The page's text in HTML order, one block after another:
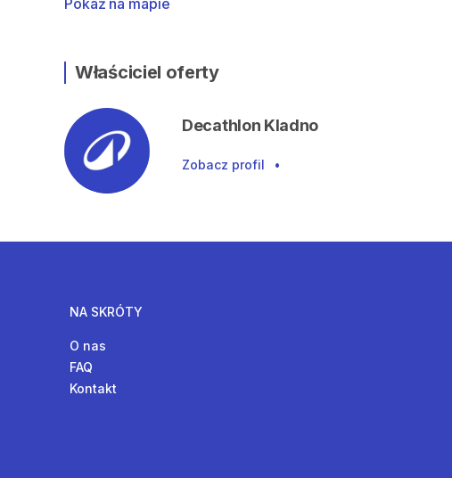
Pokaż na mapie
Właściciel oferty
Decathlon Kladno
Zobacz profil •
NA SKRÓTY
O nas
FAQ
Kontakt